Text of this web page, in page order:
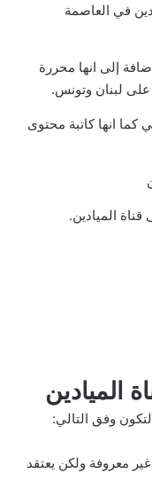
في العاصمة
إلى انها محررة
على لبنان وتونس.
كما انها كاتبة محتوى
الميادين.
الميادين
وفق التالي:
معروفة ولكن يعتقد